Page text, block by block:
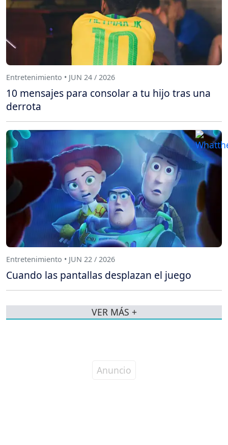
Entretenimiento • JUN 24 / 2026
10 mensajes para consolar a tu hijo tras una
derrota
Entretenimiento • JUN 22 / 2026
Cuando las pantallas desplazan el juego
VER MÁS +